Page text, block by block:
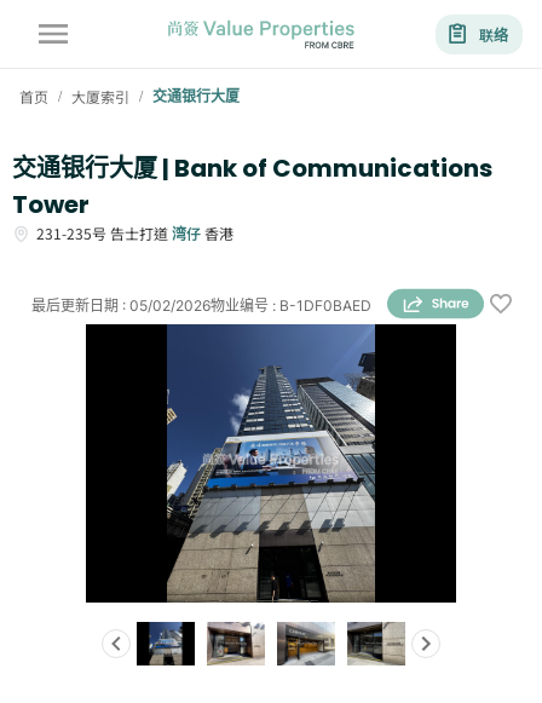
联络
首页 / 大厦索引 / 交通银行大厦
交通银行大厦 | Bank of Communications
Tower
231-235号 告士打道湾仔香港
物业编号 : B-1DF0BAED
最后更新日期 : 05/02/2026